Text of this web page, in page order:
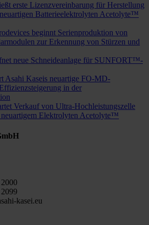
erste Lizenzvereinbarung für Herstellung
Batterieelektrolyten Acetolyte™
beginnt Serienproduktion von
zur Erkennung von Stürzen und
neue Schneideanlage für SUNFORT™-
Asahi Kaseis neuartige FO-MD-
in der
Verkauf von Ultra-Hochleistungszelle
neuartigem Elektrolyten Acetolyte™
kasei.eu